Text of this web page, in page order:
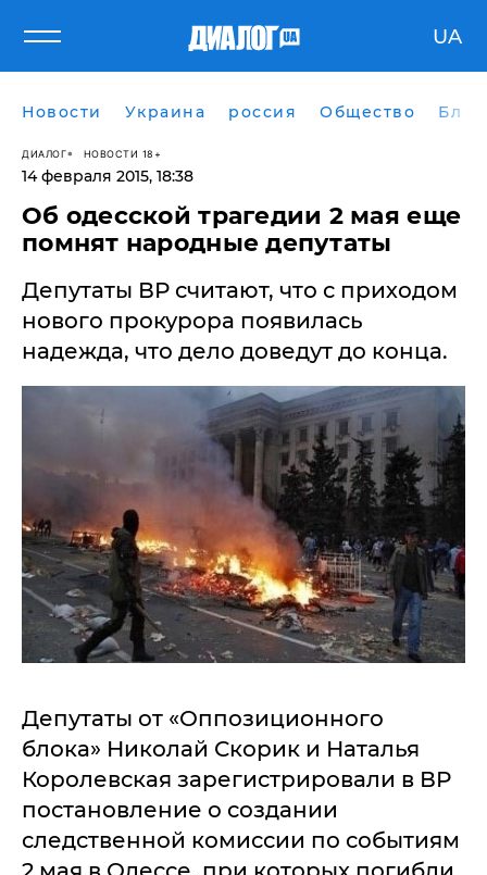
UA
Новости Украина россия Общество
ДИАЛОГ НОВОСТИ 18+
14 февраля 2015, 18:38
Об одесской трагедии 2 мая еще
помнят народные депутаты
Депутаты ВР считают, что с приходом
нового прокурора появилась
надежда, что дело доведут до конца.
Депутаты от «Оппозиционного
блока» Николай Скорик и Наталья
Королевская зарегистрировали в ВР
постановление о создании
следственной комиссии по событиям